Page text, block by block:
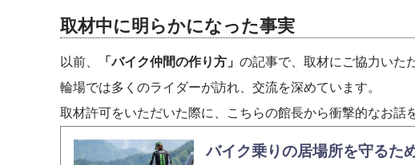
取材中に明らかになった事実
以前、 「バイク仲間の作り方」の記事で、取材にご協力いた
輪場では多くのライダーが訪れ、交流を深めています。
取材許可をいただいた際に、こちらの館長から衝撃的なお話
バイク乗りの居場所を守るた